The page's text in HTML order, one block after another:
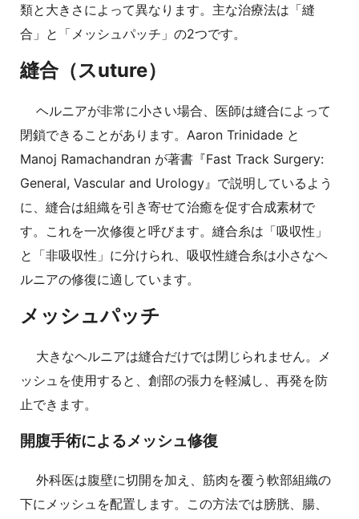
類と大きさによって異なります。主な治療法は「縫
合」と「メッシュパッチ」の2つです。
縫合（スuture）
ヘルニアが非常に小さい場合、医師は縫合によって
閉鎖できることがあります。Aaron Trinidade と
Manoj Ramachandran が著書『Fast Track Surgery:
General, Vascular and Urology』で説明しているよう
に、縫合は組織を引き寄せて治癒を促す合成素材で
す。これを一次修復と呼びます。縫合糸は「吸収性」
と「非吸収性」に分けられ、吸収性縫合糸は小さなヘ
ルニアの修復に適しています。
メッシュパッチ
大きなヘルニアは縫合だけでは閉じられません。メ
ッシュを使用すると、創部の張力を軽減し、再発を防
止できます。
開腹手術によるメッシュ修復
外科医は腹壁に切開を加え、筋肉を覆う軟部組織の
下にメッシュを配置します。この方法では膀胱、腸、